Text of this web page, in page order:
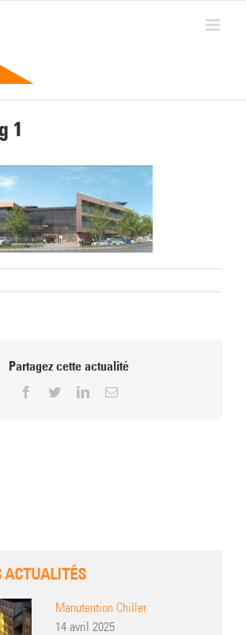
1
Partagez cette actualité
Facebook
TwitterLinkedInEmail
ACTUALITÉS
Manutention Chiller
14 avril 2025